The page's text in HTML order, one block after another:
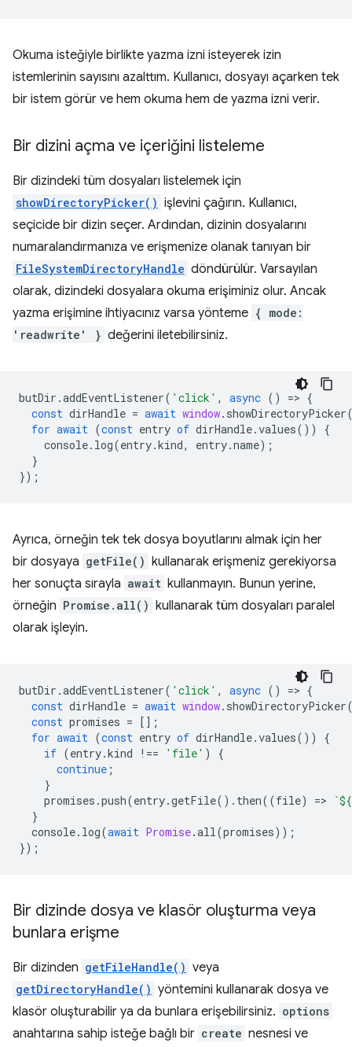
Okuma isteğiyle birlikte yazma izni isteyerek izin
istemlerinin sayısını azalttım. Kullanıcı, dosyayı açarken tek
bir istem görür ve hem okuma hem de yazma izni verir.
Bir dizini açma ve içeriğini listeleme
Bir dizindeki tüm dosyaları listelemek için
showDirectoryPicker() işlevini çağırın. Kullanıcı,
seçicide bir dizin seçer. Ardından, dizinin dosyalarını
numaralandırmanıza ve erişmenize olanak tanıyan bir
FileSystemDirectoryHandle döndürülür. Varsayılan
olarak, dizindeki dosyalara okuma erişiminiz olur. Ancak
yazma erişimine ihtiyacınız varsa yönteme { mode:
'readwrite' } değerini iletebilirsiniz.
butDir .addEventListener( 'click' , async () => {
const dirHandle = await window. showDirectoryPicker
for await (const entry of dirHandle.values())
{
console. log(entry.kind, entry.name);
}
});
Ayrıca, örneğin tek tek dosya boyutlarını almak için her
bir dosyaya getFile() kullanarak erişmeniz gerekiyorsa
her sonuçta sırayla await kullanmayın. Bunun yerine,
örneğin Promise.all() kullanarak tüm dosyaları paralel
olarak işleyin.
butDir .addEventListener( 'click' , async () => {
const dirHandle = await window. showDirectoryPicker
const promises = [];
for await (const entry of dirHandle.values())
{
if (entry.kind !== 'file' )
{
continue ;
}
promises .push(entry.getFile(). then((file) => `${
}
console. log(await Promise.all(promises));
});
Bir dizinde dosya ve klasör oluşturma veya
bunlara erişme
Bir dizinden getFileHandle() veya
getDirectoryHandle() yöntemini kullanarak dosya ve
klasör oluşturabilir ya da bunlara erişebilirsiniz. options
anahtarına sahip isteğe bağlı bir create nesnesi ve